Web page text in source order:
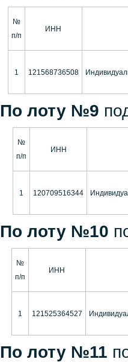
№
п/п
ИНН
1 121568736508
По лоту №9
№
п/п
ИНН
1 120709516344
По лоту №10
№
п/п
ИНН
1 121525364527
По лоту №11